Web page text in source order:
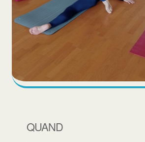
QUAND